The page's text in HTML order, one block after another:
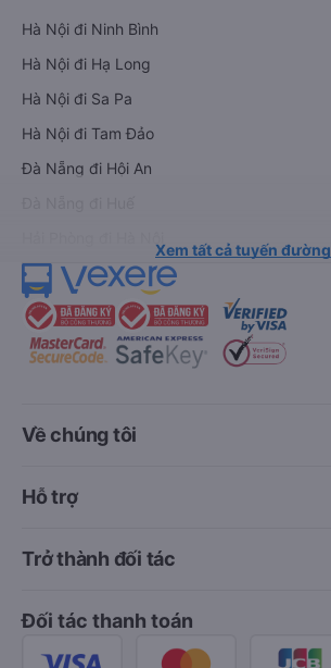
Hà Nội đi Ninh Bình
Hà Nội đi Hạ Long
Hà Nội đi Sa Pa
Hà Nội đi Tam Đảo
Đà Nẵng đi Hội An
Xem tất cả tuyến đường
Về chúng tôi
Hỗ trợ
Trở thành đối tác
Đối tác thanh toán